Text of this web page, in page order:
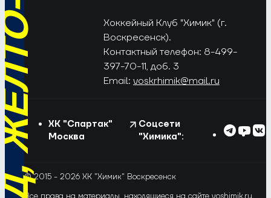
Хоккейный Клуб "Химик" (г.
Воскресенск).
Контактный телефон: 8-499-
397-70-11, доб. 3
Email: voskrhimik@mail.ru
ХК "Спартак"
Москва
Соцсети
"Химика":
© 2015 - 2026 ХК "Химик" Воскресенск
Все права на материалы, находящиеся на сайте voshimik.ru,